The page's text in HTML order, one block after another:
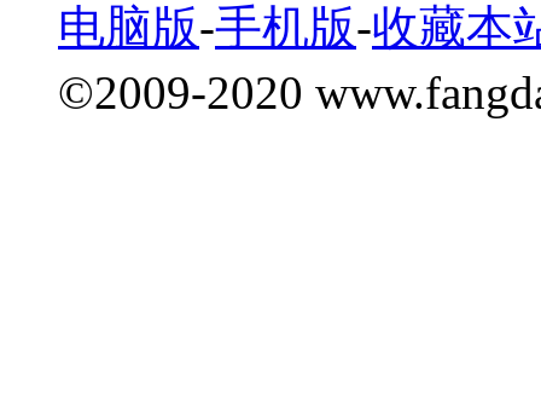
电脑版-手机版-收藏本
©2009-2020